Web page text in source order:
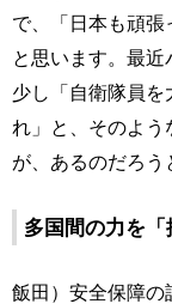
で、「日本も頑
と思います。最近
少し「自衛隊員を
れ」と、そのよう
が、あるのだろう
多国間の力を
飯田）安全保障の